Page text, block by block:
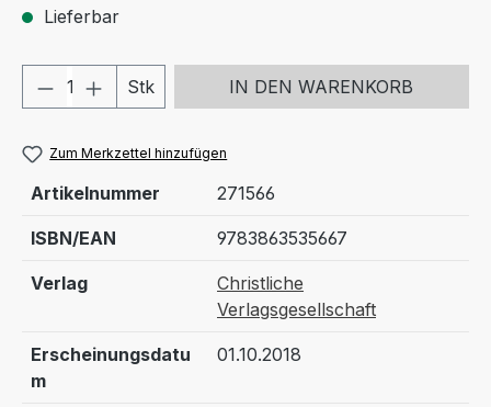
Lieferbar
Produkt Anzahl: Gib den
Stk IN DEN WARENKORB
Zum Merkzettel hinzufügen
Artikelnummer 271566
ISBN/EAN 9783863535667
Verlag
Christliche
Verlagsgesellschaft
Erscheinungsdatu
m
01.10.2018